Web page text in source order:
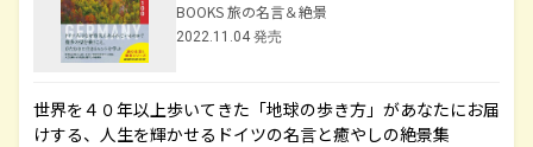
BOOKS 旅の名言＆絶景
2022.11.04 発売
世界を４０年以上歩いてきた「地球の歩き方」があなたにお届
けする、人生を輝かせるドイツの名言と癒やしの絶景集